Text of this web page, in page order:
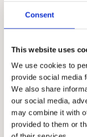
Consent
This website uses
We use cookies to
provide social media
We also share
our social media,
may combine it with
provided to them or
Ringstorlek :